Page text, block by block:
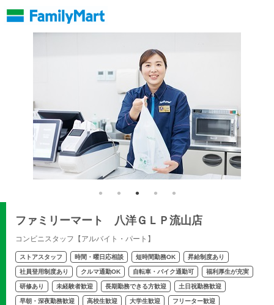
ファミリーマート 八洋ＧＬＰ流山店
コンビニスタッフ【アルバイト・パート】
ストアスタッフ 時間・曜日応相談 短時間勤務OK 昇給制度あり
社員登用制度あり クルマ通勤OK 自転車・バイク通勤可 福利厚生が充実
研修あり 未経験者歓迎 長期勤務できる方歓迎 土日祝勤務歓迎
早朝・深夜勤務歓迎 高校生歓迎 大学生歓迎 フリーター歓迎